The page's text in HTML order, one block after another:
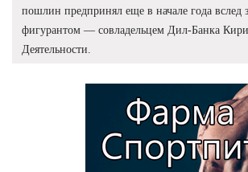
пошлин предпринял еще в начале года вслед
фигурантом — совладельцем Дил-Банка
Деятельности.